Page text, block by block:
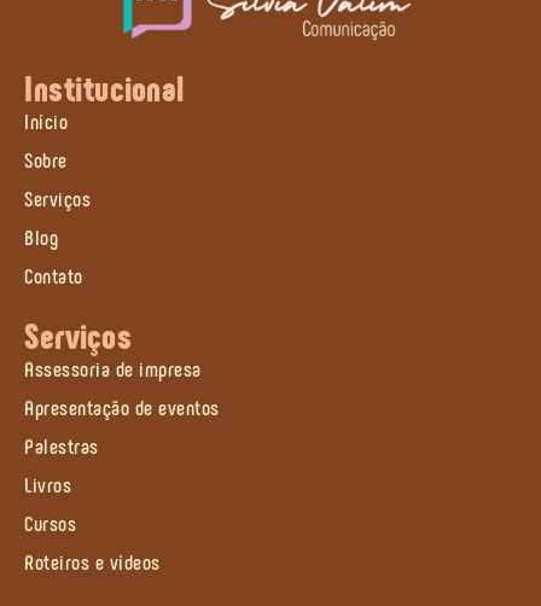
Institucional
Início
Sobre
Serviços
Blog
Contato
Serviços
Assessoria de impresa
Apresentação de eventos
Palestras
Livros
Cursos
Roteiros e vídeos